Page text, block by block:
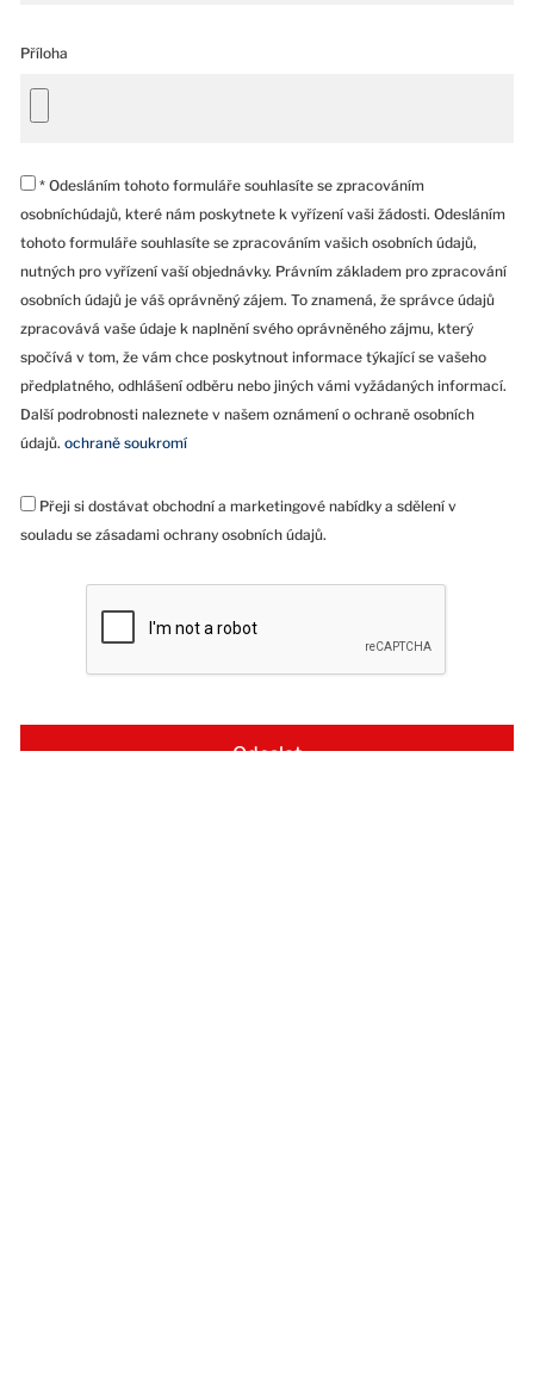
Příloha
* Odesláním tohoto formuláře souhlasíte se zpracováním
osobníchúdajů, které nám poskytnete k vyřízení vaši žádosti. Odesláním
tohoto formuláře souhlasíte se zpracováním vašich osobních údajů,
nutných pro vyřízení vaší objednávky. Právním základem pro zpracování
osobních údajů je váš oprávněný zájem. To znamená, že správce údajů
zpracovává vaše údaje k naplnění svého oprávněného zájmu, který
spočívá v tom, že vám chce poskytnout informace týkající se vašeho
předplatného, odhlášení odběru nebo jiných vámi vyžádaných informací.
Další podrobnosti naleznete v našem oznámení o ochraně osobních
údajů. ochraně soukromí
Přeji si dostávat obchodní a marketingové nabídky a sdělení v
souladu se zásadami ochrany osobních údajů.